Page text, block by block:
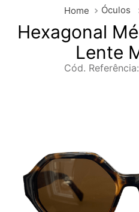
Óculos
Hexagonal
Lente
Cód. Referência: